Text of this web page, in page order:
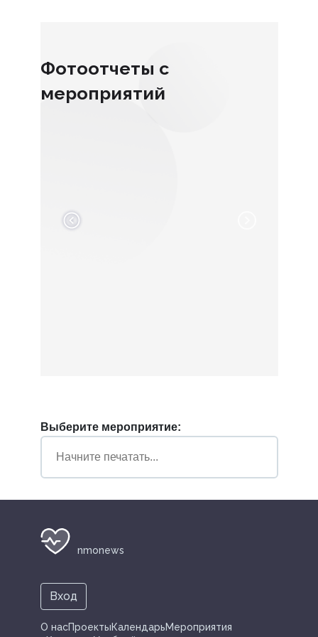
Фотоотчеты с
мероприятий
Выберите мероприятие:
nmonews
О насПроектыКалендарьМероприятия
Вход